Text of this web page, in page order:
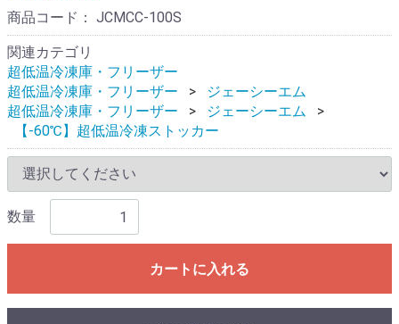
商品コード： JCMCC-100S
関連カテゴリ
超低温冷凍庫・フリーザー
超低温冷凍庫・フリーザー
ジェーシーエム
超低温冷凍庫・フリーザー
ジェーシーエム
【-60℃】超低温冷凍ストッカー
数量
カートに入れる